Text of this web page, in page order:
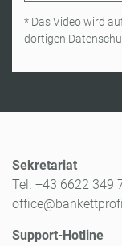
* Das Video wird
dortigen
Sekretariat
Tel. +43 6622 349
Support-Hotline